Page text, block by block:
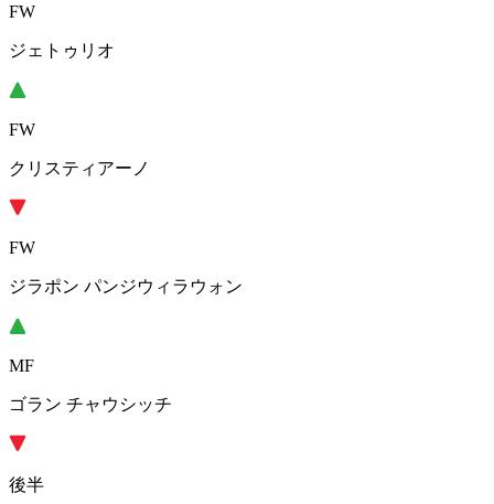
FW
ジェトゥリオ
FW
クリスティアーノ
FW
ジラポン パンジウィラウォン
MF
ゴラン チャウシッチ
後半